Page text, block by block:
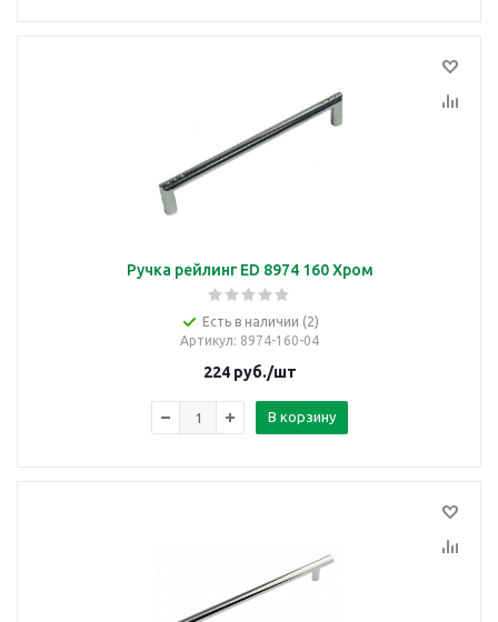
Ручка рейлинг ED 8974 160 Хром
Есть в наличии (2)
Артикул: 8974-160-04
224руб./шт
В корзину